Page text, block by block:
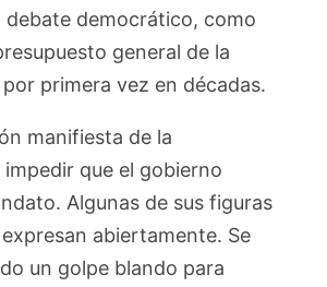
debate democrático, como
general de la
primera vez en décadas.
manifiesta de la
que el gobierno
Algunas de sus figuras
abiertamente. Se
un golpe blando para